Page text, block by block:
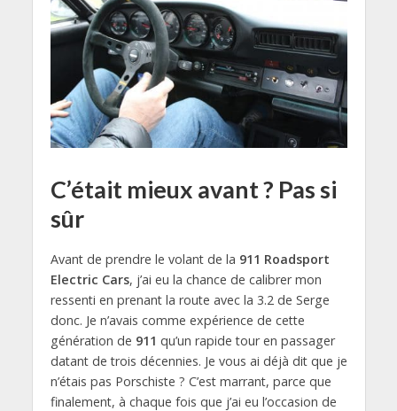
C’était mieux avant ? Pas si
sûr
Avant de prendre le volant de la 911 Roadsport
Electric Cars, j’ai eu la chance de calibrer mon
ressenti en prenant la route avec la 3.2 de Serge
donc. Je n’avais comme expérience de cette
génération de 911 qu’un rapide tour en passager
datant de trois décennies. Je vous ai déjà dit que je
n’étais pas Porschiste ? C’est marrant, parce que
finalement, à chaque fois que j’ai eu l’occasion de